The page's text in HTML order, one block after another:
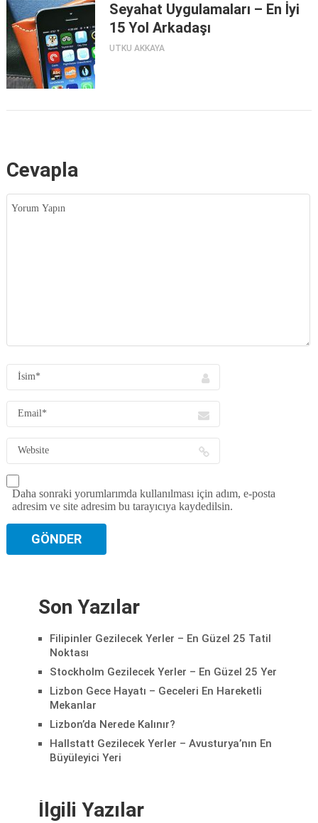
Seyahat Uygulamaları – En İyi
15 Yol Arkadaşı
UTKU AKKAYA
Cevapla
Daha sonraki yorumlarımda kullanılması için adım, e-posta
adresim ve site adresim bu tarayıcıya kaydedilsin.
Son Yazılar
Filipinler Gezilecek Yerler – En Güzel 25 Tatil
Noktası
Stockholm Gezilecek Yerler – En Güzel 25 Yer
Lizbon Gece Hayatı – Geceleri En Hareketli
Mekanlar
Lizbon’da Nerede Kalınır?
Hallstatt Gezilecek Yerler – Avusturya’nın En
Büyüleyici Yeri
İlgili Yazılar